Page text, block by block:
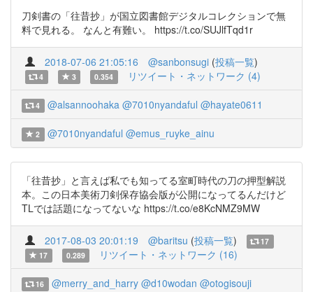
刀剣書の「往昔抄」が国立図書館デジタルコレクションで無
料で見れる。 なんと有難い。 https://t.co/SUJlfTqd1r
2018-07-06 21:05:16 @sanbonsugi (投稿一覧)
4 3 0.354 リツイート・ネットワーク (4)
4 @alsannoohaka @7010nyandaful @hayate0611
2 @7010nyandaful @emus_ruyke_ainu
「往昔抄」と言えば私でも知ってる室町時代の刀の押型解説
本。この日本美術刀剣保存協会版が公開になってるんだけど
TLでは話題になってないな https://t.co/e8KcNMZ9MW
2017-08-03 20:01:19 @baritsu (投稿一覧)
17
17
0.289 リツイート・ネットワーク (16)
16 @merry_and_harry @d10wodan @otogisouji